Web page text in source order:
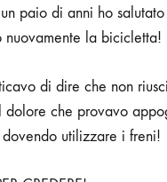
paio di anni ho
nuovamente la bicicletta!
di dire che non
dolore che provavo
utilizzare i freni!